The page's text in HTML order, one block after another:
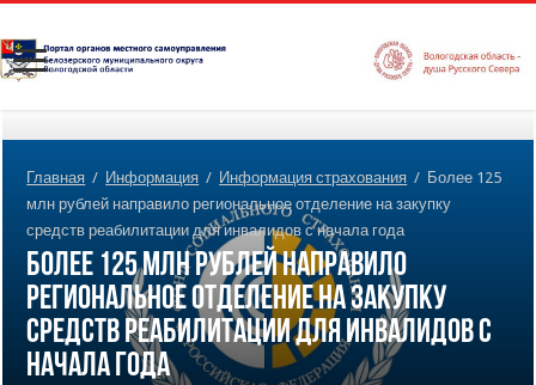
Главная / Информация / Информация страхования / Более 125
млн рублей направило региональное отделение на закупку
средств реабилитации для инвалидов с начала года
Более 125 млн рублей направило
региональное отделение на закупку
средств реабилитации для инвалидов с
начала года